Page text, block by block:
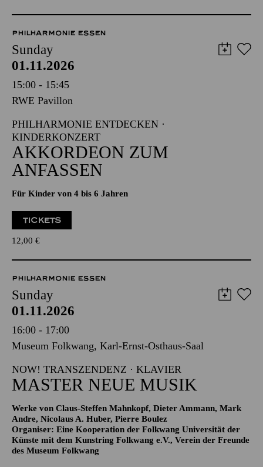
PHILHARMONIE ESSEN
Sunday
01.11.2026
15:00 - 15:45
RWE Pavillon
PHILHARMONIE ENTDECKEN ·
KINDERKONZERT
AKKORDEON ZUM
ANFASSEN
Für Kinder von 4 bis 6 Jahren
TICKETS
12,00 €
PHILHARMONIE ESSEN
Sunday
01.11.2026
16:00 - 17:00
Museum Folkwang, Karl-Ernst-Osthaus-Saal
NOW! TRANSZENDENZ · KLAVIER
MASTER NEUE MUSIK
Werke von Claus-Steffen Mahnkopf, Dieter Ammann, Mark
Andre, Nicolaus A. Huber, Pierre Boulez
Organiser: Eine Kooperation der Folkwang Universität der
Künste mit dem Kunstring Folkwang e.V., Verein der Freunde
des Museum Folkwang